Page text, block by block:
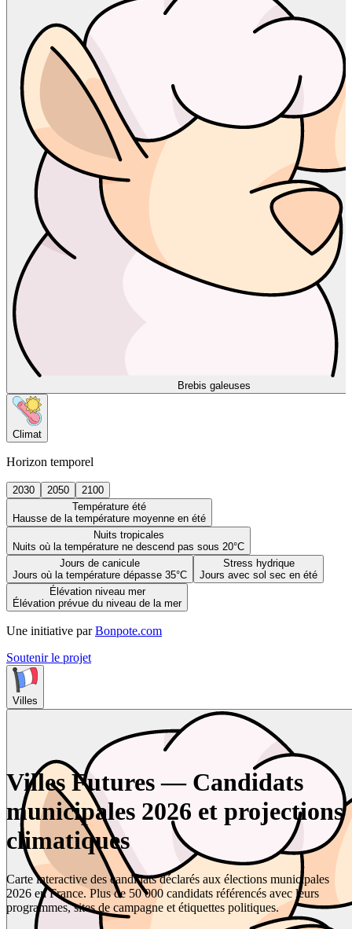
Brebis galeuses
Climat
Horizon temporel
2030 2050
2100
Température été
Hausse de la température moyenne en été
Nuits tropicales
Nuits où la température ne descend pas sous 20°C
Jours de canicule
Jours où la température dépasse 35°C
Stress hydrique
Jours avec sol sec en été
Élévation niveau mer
Élévation prévue du niveau de la mer
Une initiative par Bonpote.com
Soutenir le projet
Villes
Villes Futures — Candidats
municipales 2026 et projections
climatiques
Carte interactive des candidats déclarés aux élections municipales
2026 en France. Plus de 50 000 candidats référencés avec leurs
programmes, sites de campagne et étiquettes politiques.